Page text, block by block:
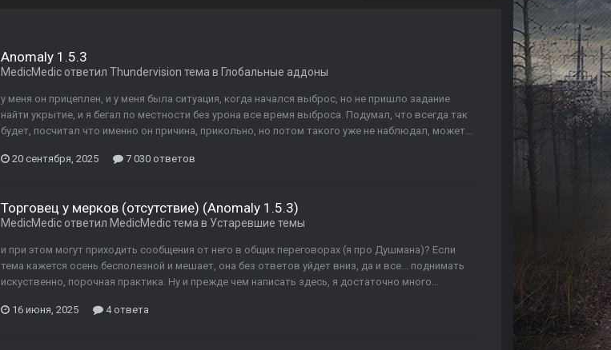
Anomaly 1.5.3
MedicMedic ответил Thundervision тема в Глобальные аддоны
у меня он прицеплен, и у меня была ситуация, когда начался выброс, но не пришло задание
найти укрытие, и я бегал по местности без урона все время выброса. Подумал, что всегда так
будет, посчитал что именно он причина, прикольно, но потом такого уже не наблюдал, может...
20 сентября, 2025 7 030 ответов
Торговец у мерков (отсутствие) (Anomaly 1.5.3)
MedicMedic ответил MedicMedicтема в Устаревшие темы
и при этом могут приходить сообщения от него в общих переговорах (я про Душмана)? Если
тема кажется осень бесполезной и мешает, она без ответов уйдет вниз, да и все... поднимать
искуственно, порочная практика. Ну и прежде чем написать здесь, я достаточно много...
16 июня, 2025 4 ответа